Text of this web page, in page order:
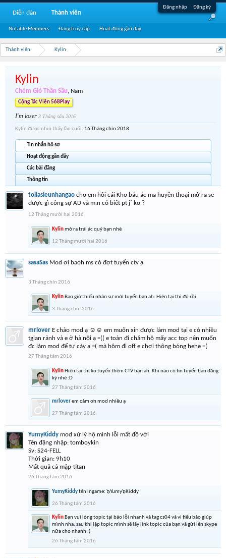
Đăng nhập Đăng ký
Thành viên Kylin
Kylin
Chém Gió Thần Sầu, Nam
Cộng Tác Viên 568Play
I'm loser 3 Tháng sáu 2016
Kylin được nhìn thấy lần cuối: 16 Tháng chín 2018
Tin nhắn hồ sơ
Hoạt động gần đây
Các bài đăng
Thông tin
toilasieunhangao cho em hỏi cái Kho báu ác ma huyền thoại mở ra sẽ
được gì công sự AD và m.n có biết pt j` ko ?
12 Tháng mười hai 2016
Kylinmở ra trái ác quỷ bạn nhé
12 Tháng mười hai 2016
sasaSas Mod ơi baoh ms có đợt tuyển ctv ạ
3 Tháng chín 2016
Kylin Bao giờ thiếu nhân sự mới tuyển bạn ah. Hiện tại thì đủ rồi
3 Tháng chín 2016
mrlover E chào mod ạ ☺☺ em muốn xin được làm mod tại e có nhiều
tgian rảnh và e ở hà nội ạ =(( e toàn đi chăm hộ mấy acc top nên muốn
đc làm mod để tự cày ạ =( mà hôm đi off e chơi thông bóng hehe =(
27 Tháng tám 2016
Kylin Hiện tại thì ko tuyển thêm CTV bạn ah. Khi nào có tin tuyển bạn đăng
ký nhé :D
27 Tháng tám 2016
mrloverem cảm ơn mod nhiều ạ
27 Tháng tám 2016
YumyKiddy mod xử lý hộ mình lỗi mất đồ với
Tên đặng nhập: tomboykin
Sv: S24-FELL
Thời gian: 9h10
Mất quả cá mập-titan
26 Tháng tám 2016
YumyKiddytên ingame: ๖Yumy๖Kiddy
26 Tháng tám 2016
Kylin Bạn vui lòng topic tại báo lỗi nhanh và tag cs04 và vi tiểu bảo giúp
mình nha. sau khi lập topic mình sẽ lấy link topic của bạn và gửi lên skype
nữa cho nhanh :)
26 Tháng tám 2016
Diễn đàn Thành viên
Notable Members Đang truy cập Hoạt động gần đây